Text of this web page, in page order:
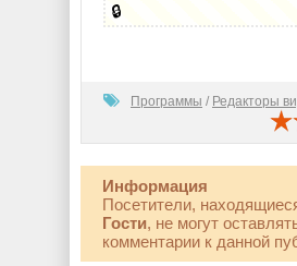
🔒
Программы / Редакторы
Информация
Посетители,
Гости, не могут
комментарии к данной